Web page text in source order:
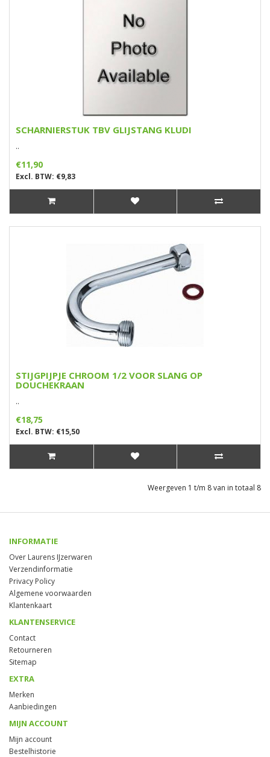
SCHARNIERSTUK TBV GLIJSTANG KLUDI
..
€11,90
Excl. BTW: €9,83
STIJGPIJPJE CHROOM 1/2 VOOR SLANG OP
DOUCHEKRAAN
..
€18,75
Excl. BTW: €15,50
Weergeven 1 t/m 8 van in totaal 8
INFORMATIE
Over Laurens IJzerwaren
Verzendinformatie
Privacy Policy
Algemene voorwaarden
Klantenkaart
KLANTENSERVICE
Contact
Retourneren
Sitemap
EXTRA
Merken
Aanbiedingen
MIJN ACCOUNT
Mijn account
Bestelhistorie